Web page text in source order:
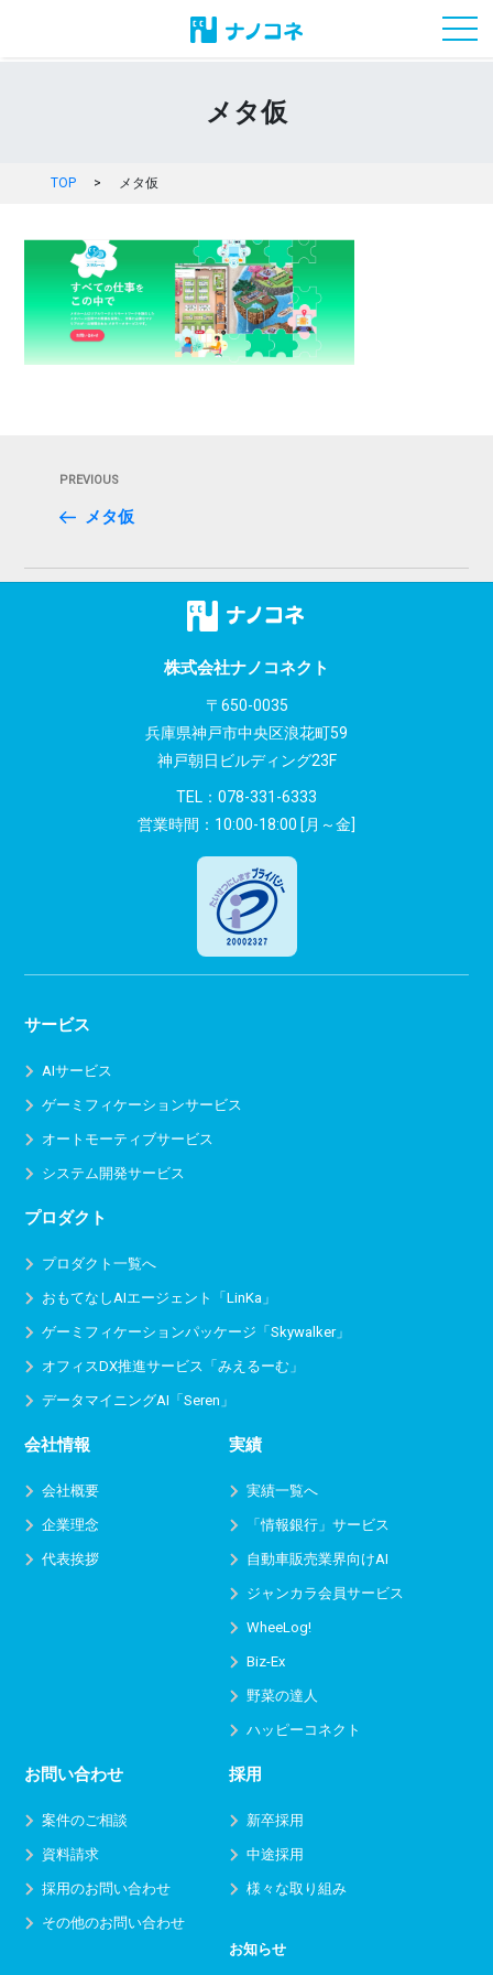
メタ仮
TOP > メタ仮
ビ
Previous
Post
PREVIOUS
メタ仮
株式会社ナノコネクト
〒650-0035
兵庫県神戸市中央区浪花町59
神戸朝日ビルディング23F
TEL： 078-331-6333
営業時間：10:00-18:00 [月～金]
サービス
AIサービス
ゲーミフィケーションサービス
オートモーティブサービス
システム開発サービス
プロダクト
プロダクト一覧へ
おもてなしAIエージェント「LinKa」
ゲーミフィケーションパッケージ「Skywalker」
オフィスDX推進サービス 「みえるーむ」
データマイニングAI「Seren」
会社情報
会社概要
企業理念
代表挨拶
実績
実績一覧へ
「情報銀行」サービス
自動車販売業界向けAI
ジャンカラ会員サービス
WheeLog!
Biz-Ex
野菜の達人
ハッピーコネクト
お問い合わせ
案件のご相談
資料請求
採用のお問い合わせ
その他のお問い合わせ
採用
新卒採用
中途採用
様々な取り組み
お知らせ